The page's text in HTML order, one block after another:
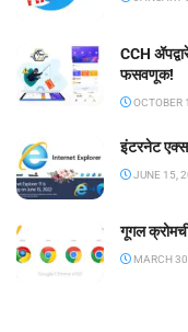
CCH
फसवणूक!
OCTOBER
इंटरनेट
JUNE 15,
गूगल
MARCH